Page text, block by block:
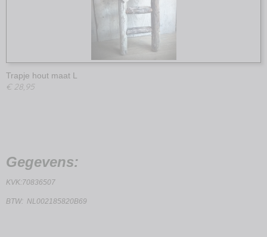
Trapje hout maat L
€ 28,95
Gegevens:
KVK:70836507
BTW: NL002185820B69